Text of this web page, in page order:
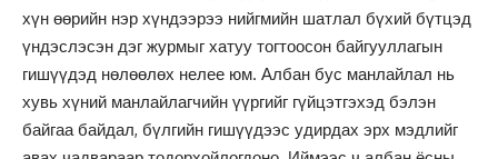
хүн өөрийн нэр хүндээрээ нийгмийн шатлал бүхий бүтцэд
үндэслэсэн дэг журмыг хатуу тогтоосон байгууллагын
гишүүдэд нөлөөлөх нелее юм. Албан бус манлайлал нь
хувь хүний манлайлагчийн үүргийг гүйцэтгэхэд бэлэн
байгаа байдал, бүлгийн гишүүдээс удирдах эрх мэдлийг